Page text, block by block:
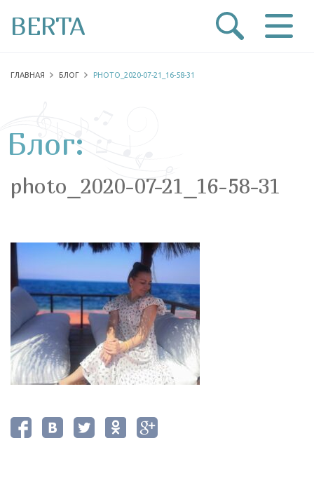
BERTA
ГЛАВНАЯ БЛОГ PHOTO_2020-07-21_16-58-31
Блог:
photo_2020-07-21_16-58-31